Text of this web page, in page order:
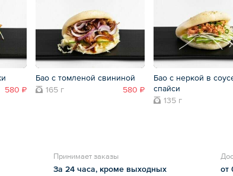
580 ₽
Бао с томленой свининой
165 г
580 ₽
Бао с неркой в
спайси
135 г
Принимает заказы
За 24 часа, кроме выходных от